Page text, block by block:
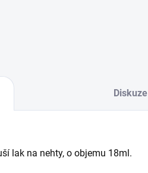
Diskuze
lak na nehty, o objemu 18ml.